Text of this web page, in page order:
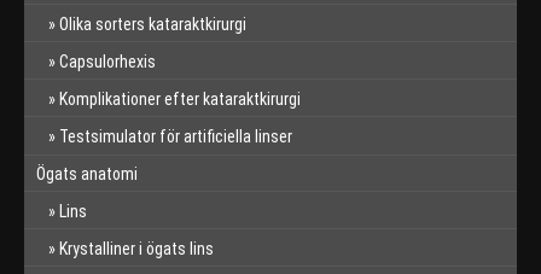
Olika sorters kataraktkirurgi
Capsulorhexis
Komplikationer efter kataraktkirurgi
Testsimulator för artificiella linser
Ögats anatomi
Lins
Krystalliner i ögats lins